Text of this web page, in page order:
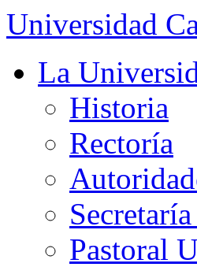
Universidad
La
Historia
Rectoría
Pastoral